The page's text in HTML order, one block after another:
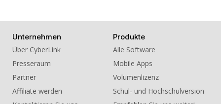
Unternehmen
Über CyberLink
Presseraum
Partner
Affiliate werden
Produkte
Alle Software
Mobile Apps
Volumenlizenz
Schul- und Hochschulversion